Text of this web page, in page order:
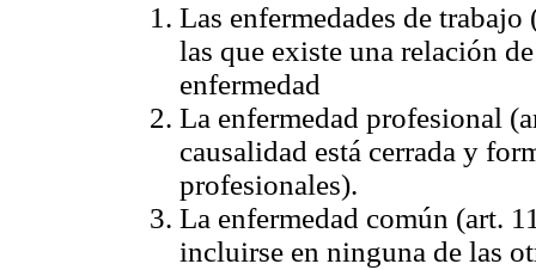
Las enfermedades de
las que existe una relación
enfermedad
La enfermedad profesional
causalidad está cerrada y
profesionales).
La enfermedad común (art.
incluirse en ninguna de las